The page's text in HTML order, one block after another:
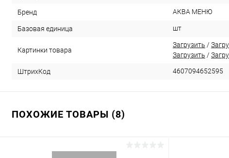
Бренд АКВА МЕНЮ
Базовая единица шт
Картинки товара
Загрузить /
Загрузить /
ШтрихКод 4607094652595
ПОХОЖИЕ ТОВАРЫ (8)